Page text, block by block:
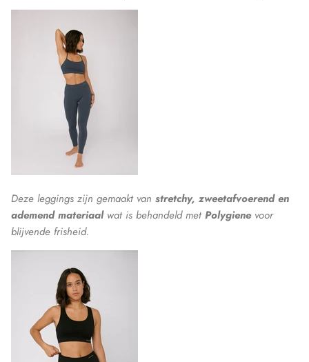
Deze leggings zijn gemaakt van stretchy, zweetafvoerend en
ademend materiaalwat is behandeld met Polygiene voor
blijvende frisheid.